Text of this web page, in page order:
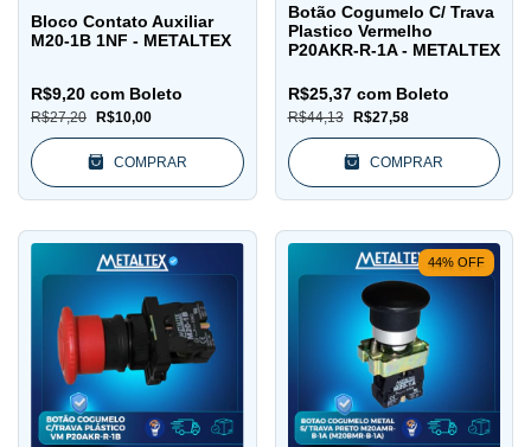
Bloco Contato Auxiliar
M20-1B 1NF - METALTEX
R$27,20 R$10,00
R$9,20 com Boleto
COMPRAR
Botão Cogumelo C/ Trava
Plastico Vermelho
P20AKR-R-1A - METALTEX
R$44,13 R$27,58
R$25,37 com Boleto
COMPRAR
44% OFF